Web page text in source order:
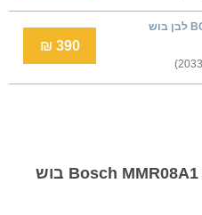
קוצץ ירקות BOSCH לבן בוש
390 ₪